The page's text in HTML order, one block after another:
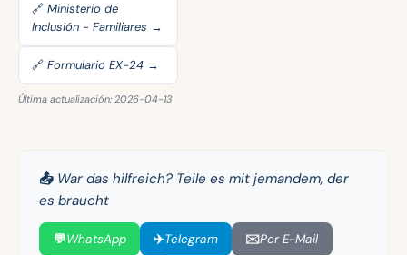
🔗 Ministerio de
Inclusión - Familiares →
🔗 Formulario EX-24 →
Última actualización: 2026-04-13
📤 War das hilfreich? Teile es mit jemandem, der
es braucht
💬WhatsApp ✈️Telegram ✉️Per E-Mail